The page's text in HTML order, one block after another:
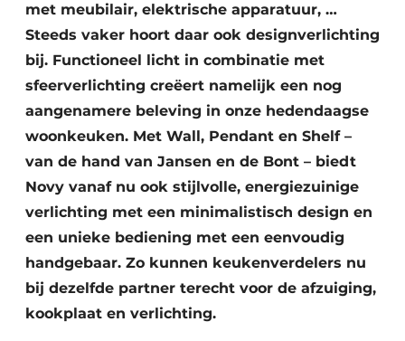
met meubilair, elektrische apparatuur, …
Steeds vaker hoort daar ook designverlichting
bij. Functioneel licht in combinatie met
sfeerverlichting creëert namelijk een nog
aangenamere beleving in onze hedendaagse
woonkeuken. Met Wall, Pendant en Shelf –
van de hand van Jansen en de Bont – biedt
Novy vanaf nu ook stijlvolle, energiezuinige
verlichting met een minimalistisch design en
een unieke bediening met een eenvoudig
handgebaar. Zo kunnen keukenverdelers nu
bij dezelfde partner terecht voor de afzuiging,
kookplaat en verlichting.